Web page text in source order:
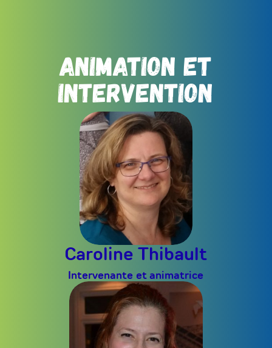
ANIMATION ET
INTERVENTION
Caroline Thibault
Intervenante et animatrice